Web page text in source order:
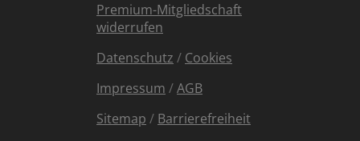
Premium-Mitgliedschaft
widerrufen
Datenschutz / Cookies
Impressum /AGB
Sitemap / Barrierefreiheit